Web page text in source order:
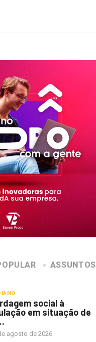
ASSUNTOS
social à
em situação de
agosto de 2026